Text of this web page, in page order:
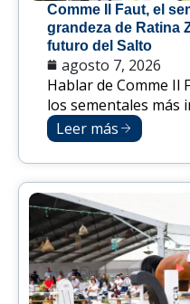
Comme Il Faut, el
grandeza de Ratina
futuro del Salto
agosto 7, 2026
Hablar de Comme Il
los sementales más
Leer más